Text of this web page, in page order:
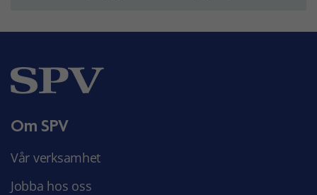
Om SPV
Vår verksamhet
Jobba hos oss